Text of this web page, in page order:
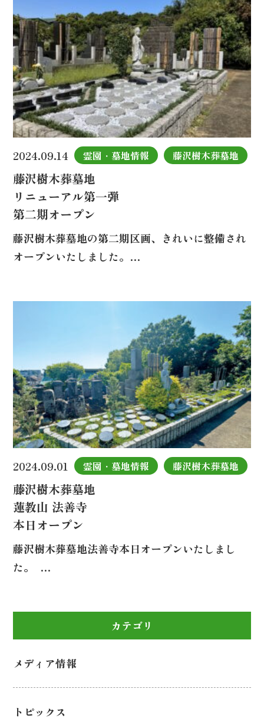
2024.09.14 霊園・墓地情報 藤沢樹木葬墓地
藤沢樹木葬墓地
リニューアル第一弾
第二期オープン
藤沢樹木葬墓地の第二期区画、きれいに整備され
オープンいたしました。…
2024.09.01 霊園・墓地情報 藤沢樹木葬墓地
藤沢樹木葬墓地
蓮教山 法善寺
本日オープン
藤沢樹木葬墓地法善寺本日オープンいたしまし
た。 …
カテゴリ
メディア情報
トピックス